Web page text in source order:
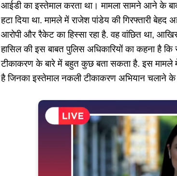
आईडी का इस्तेमाल करता था। मामला सामने आने के
हटा दिया था. मामले में राजेश पांडेय की गिरफ्तारी
आरोपी और रैकेट का हिस्सा रहा है. वह वांछित था,
हासिल की इस बाबत पुलिस अधिकारियों का कहना है
टीकाकरण के बारे में बहुत कुछ बता सकता है. इस मामले
है जिनका इस्तेमाल नकली टीकाकरण अभियान चलाने के